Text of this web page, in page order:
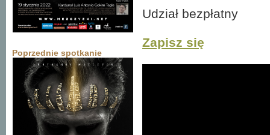
Poprzednie spotkanie
Udział bezpłatny
Zapisz się